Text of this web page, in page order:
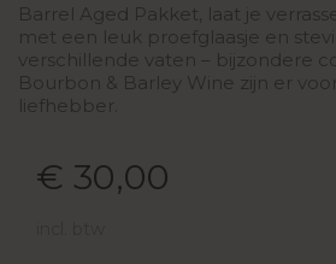
Barrel Aged Pakket, laat je
met een leuk proefglaasje en
verschillende vaten – bijzondere
Bourbon & Barley Wine zijn er
liefhebber.
€ 30,00